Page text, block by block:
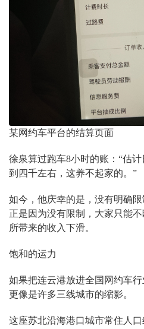
某网约车平台的结算页面
徐泉算过跑车8小时的账：“估
到四千左右，这养不起家的。”
如今，他庆幸的是，没有明确
正是因为没有限制，大家只能
所带来的收入下滑。
饱和的运力
如果把连云港放进全国网约车
更像是许多三线城市的缩影。
这座苏北沿海港口城市常住人